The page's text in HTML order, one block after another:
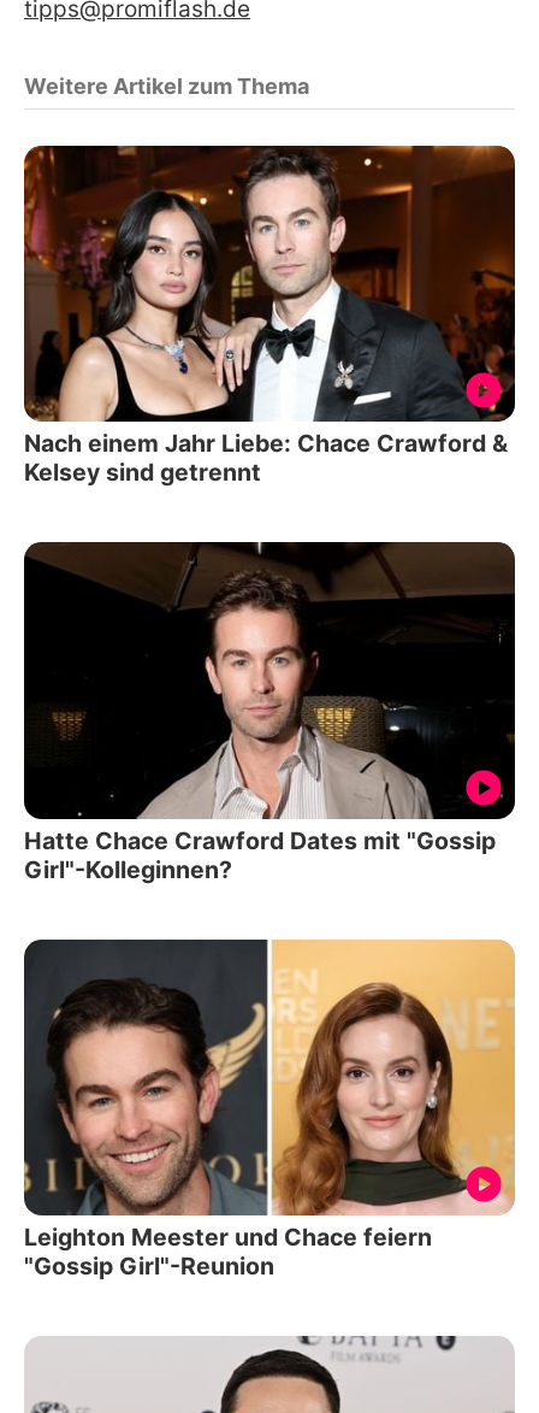
tipps@promiflash.de
Weitere Artikel zum Thema
Nach einem Jahr Liebe: Chace Crawford &
Kelsey sind getrennt
Hatte Chace Crawford Dates mit "Gossip
Girl"-Kolleginnen?
Leighton Meester und Chace feiern
"Gossip Girl"-Reunion